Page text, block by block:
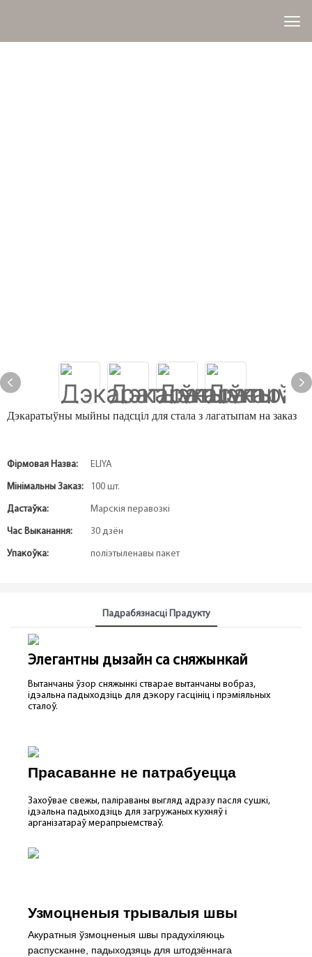
Дэкаратыўны мыйны падсціл для стала з лагатыпам на заказ
Фірмовая Назва: ELIYA
Мінімальны Заказ: 100 шт.
Дастаўка: Марскія перавозкі
Час Выканання: 30 дзён
Упакоўка: поліэтыленавы пакет
Падрабязнасці Прадукту
Элегантны дызайн са сняжынкай
Вытанчаны ўзор сняжынкі стварае вытанчаны вобраз,
ідэальна падыходзіць для дэкору гасцініц і прэміяльных
сталоў.
Прасаванне не патрабуецца
Захоўвае свежы, паліраваны выгляд адразу пасля сушкі,
ідэальна падыходзіць для загружаных кухняў і
арганізатараў мерапрыемстваў.
Узмоцненыя трывалыя швы
Акуратныя ўзмоцненыя швы прадухіляюць
распусканне, падыходзяць для штодзённага